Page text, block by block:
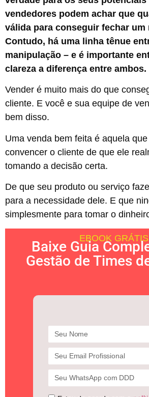
vendedores podem achar que
válida para conseguir fechar um
Contudo, há uma linha tênue
manipulação – e é importante
clareza a diferença entre ambos.
Vender é muito mais do que
cliente. E você e sua equipe de
bem disso.
Uma venda bem feita é aquela
convencer o cliente de que ele
tomando a decisão certa.
De que seu produto ou serviço
para a necessidade dele. E que
simplesmente para tomar o
EBOOK GRÁTIS
Baixe Guia
Gestão de Times